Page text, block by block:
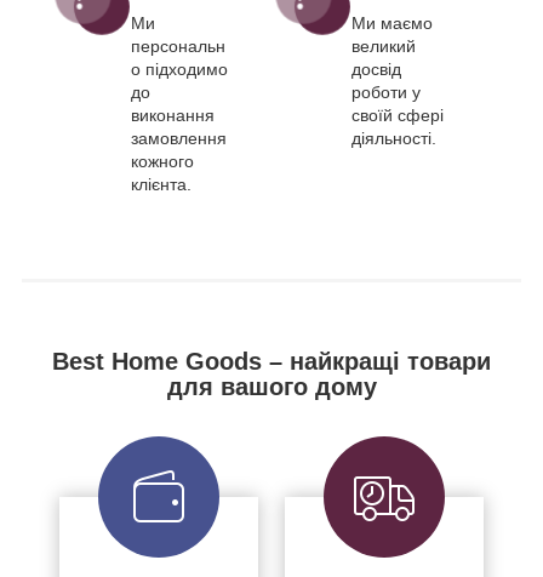
Ми
персональн
о підходимо
до
виконання
замовлення
кожного
клієнта.
Ми маємо
великий
досвід
роботи у
своїй сфері
діяльності.
Best Home Goods – найкращі товари
для вашого дому